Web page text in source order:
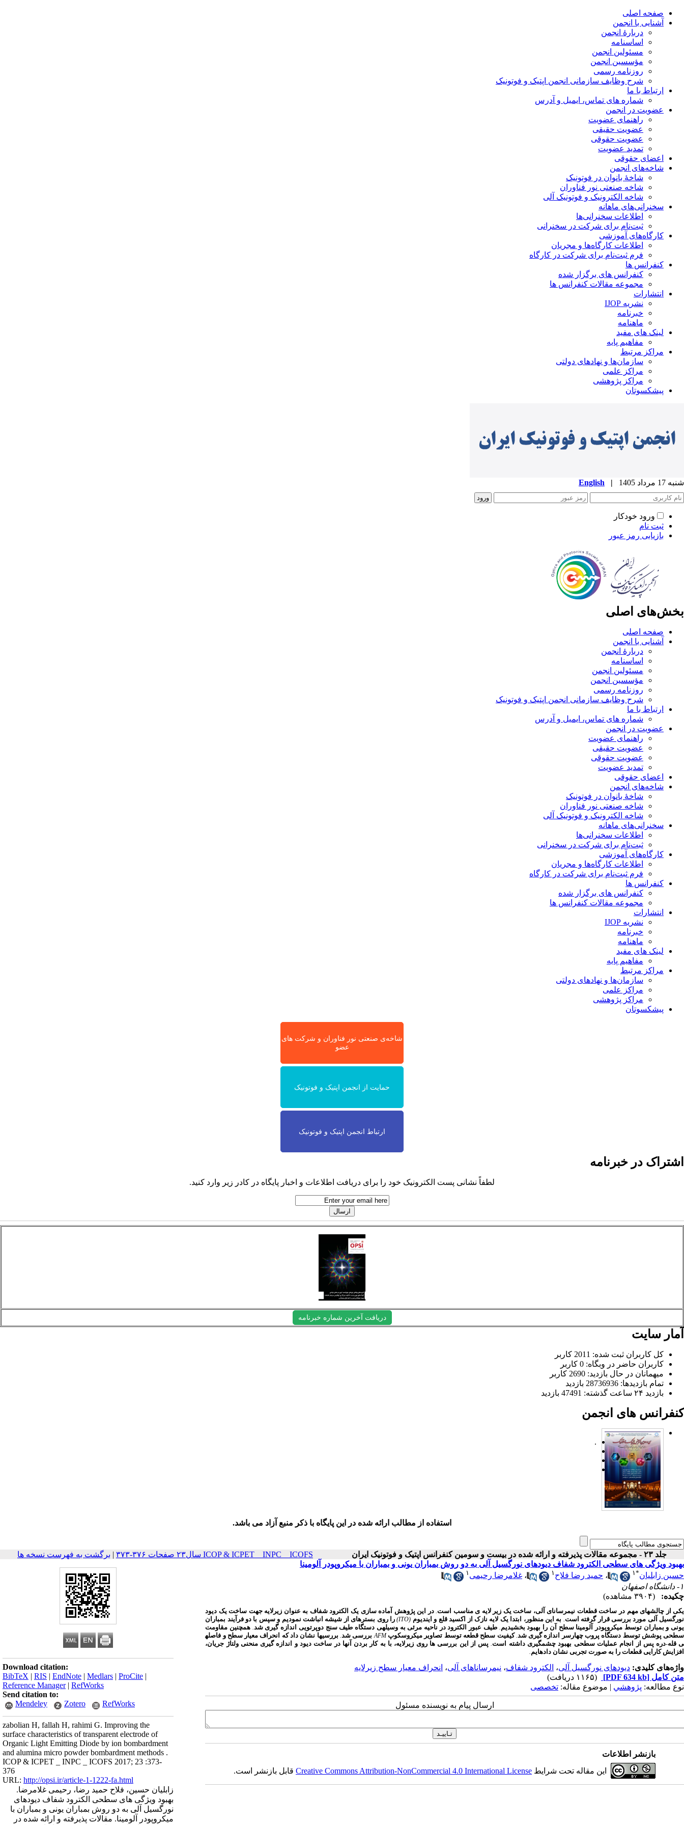
صفحه اصلی
آشنایی با انجمن
دربارۀ انجمن
اساسنامه
مسئولین انجمن
مؤسسین انجمن
روزنامه رسمی
شرح وظایف سازمانی انجمن اپتیک و فوتونیک
ارتباط با ما
شماره های تماس، ایمیل و آدرس
عضویت در انجمن
راهنمای عضویت
عضویت حقیقی
عضویت حقوقی
تمدید عضویت
اعضای حقوقی
شاخه‌های انجمن
شاخۀ بانوان در فوتونیک
شاخه صنعتی نور فناوران
شاخه‌ الکترونیک و فوتونیک آلی
سخنرانی‌های ماهانه
اطلاعات سخنرانی‌‌ها
ثبت‌نام برای شرکت در سخنرانی
کارگاه‌های آموزشی
اطلاعات کارگاه‌ها و مجریان
فرم ثبت‌نام برای شرکت در کارگاه
کنفرانس ها
کنفرانس های برگزار شده
مجموعه مقالات کنفرانس ها
انتشارات
نشریه IJOP
خبرنامه
ماهنامه
لینک های مفید
مفاهیم پایه
مراکز مرتبط
سازمان‌ها و نهادهای دولتی
مراکز علمی
مراکز پژوهشی
پیشکسوتان
شنبه 17 مرداد 1405 |
English
ورود خودکار
ثبت نام
بازیابی رمز عبور
بخش‌های اصلی
صفحه اصلی
آشنایی با انجمن
دربارۀ انجمن
اساسنامه
مسئولین انجمن
مؤسسین انجمن
روزنامه رسمی
شرح وظایف سازمانی انجمن اپتیک و فوتونیک
ارتباط با ما
شماره های تماس، ایمیل و آدرس
عضویت در انجمن
راهنمای عضویت
عضویت حقیقی
عضویت حقوقی
تمدید عضویت
اعضای حقوقی
شاخه‌های انجمن
شاخۀ بانوان در فوتونیک
شاخه صنعتی نور فناوران
شاخه‌ الکترونیک و فوتونیک آلی
سخنرانی‌های ماهانه
اطلاعات سخنرانی‌‌ها
ثبت‌نام برای شرکت در سخنرانی
کارگاه‌های آموزشی
اطلاعات کارگاه‌ها و مجریان
فرم ثبت‌نام برای شرکت در کارگاه
کنفرانس ها
کنفرانس های برگزار شده
مجموعه مقالات کنفرانس ها
انتشارات
نشریه IJOP
خبرنامه
ماهنامه
لینک های مفید
مفاهیم پایه
مراکز مرتبط
سازمان‌ها و نهادهای دولتی
مراکز علمی
مراکز پژوهشی
پیشکسوتان
شاخه‌ی صنعتی نور فناوران و شرکت های
عضو
حمایت از انجمن اپتیک و فوتونیک
ارتباط انجمن اپتیک و فوتونیک
اشتراک در خبرنامه
لطفاً نشانی پست الکترونیک خود را برای دریافت اطلاعات و اخبار پایگاه در کادر زیر وارد کنید.
دریافت آخرین شماره خبرنامه
آمار سایت
کل کاربران ثبت شده: 2011 کاربر
کاربران حاضر در وبگاه: 0 کاربر
میهمانان در حال بازدید: 2690 کاربر
تمام بازدید‌ها: 28736936 بازدید
بازدید ۲۴ ساعت گذشته: 47491 بازدید
کنفرانس های انجمن
.
استفاده از مطالب ارائه شده در این پایگاه با ذکر منبع آزاد می باشد.
جلد ۲۳ - مجموعه مقالات پذیرفته و ارائه شده در بیست و سومین کنفرانس اپتیک و فوتونیک ایران ICOP & ICPET _ INPC _ ICOFS سال۲۳ صفحات ۳۷۶-۳۷۳ | برگشت به فهرست نسخه ها
Download citation:
BibTeX | RIS | EndNote | Medlars | ProCite |
Reference Manager| RefWorks
Send citation to:
Mendeley
Zotero RefWorks
zabolian H, fallah H, rahimi G. Improving the
surface characteristics of transparent electrode of
Organic Light Emitting Diode by ion bombardment
and alumina micro powder bombardment methods .
ICOP & ICPET _ INPC _ ICOFS 2017; 23 :373-
376
URL: http://opsi.ir/article-1-1222-fa.html
زابلیان حسین، فلاح حمید رضا، رحیمی غلامرضا.
بهبود ویژگی های سطحی الکترود شفاف دیودهای
نورگسیل آلی به دو روش بمباران یونی و بمباران با
میکروپودر آلومینا. مقالات پذیرفته و ارائه شده در
بهبود ویژگی های سطحی الکترود شفاف دیودهای نورگسیل آلی به دو روش بمباران یونی و بمباران با میکروپودر آلومینا
حسین زابلیان*۱ ، حمید رضا فلاح ۱ ، غلامرضا رحیمی ۱
۱- دانشگاه اصفهان
چکیده:
(۳۹۰۴ مشاهده)
یکی از چالشهای مهم در ساخت قطعات نیمرسانای آلی، ساخت یک زیر لایه ی مناسب است.در این پژوهش آماده سازی یک الکترود شفاف به عنوان زیرلایه جهت ساخت یک دیود
نورگسیل آلی مورد بررسی قرار گرفته است. به این منظور، ابتدا یک لایه نازک از اکسید قلع و ایندیوم (ITO) را روی بسترهای از شیشه انباشت نمودیم و سپس با دو فرآیند بمباران
یونی و بمباران توسط میکروپودر آلومینا سطح آن را بهبود بخشیدیم.طیف عبور الکترود در ناحیه مرئی به وسیلهی دستگاه طیف سنج دوپرتویی اندازه گیری شد.همچنین مقاومت
سطحی پوشش توسط دستگاه پروب چهارسر اندازه گیری شد.کیفیت سطح قطعه توسط تصاویر میکروسکوپ AFM بررسی شد. بررسیها نشان داد که انحراف معیار سطح و فاصله
ی قله-دره پس از انجام عملیات سطحی بهبود چشمگیری داشته است. پس از این بررسی ها روی زیرلایه، با به کار بردن آنها در ساخت دیود و اندازه گیری منحنی ولتاژ جریان،
افزایش کارایی قطعات را به صورت تجربی نشان دادهایم.
واژه‌های کلیدی: دیودهای نورگسیل آلی، الکترود شفاف، نیمرساناهای آلی، انحراف معیار سطح زیرلایه
متن کامل [PDF 634 kb]
(۱۱۶۵ دریافت)
نوع مطالعه: پژوهشي | موضوع مقاله: تخصصی
ارسال پیام به نویسنده مسئول
بازنشر اطلاعات
این مقاله تحت شرایط Creative Commons Attribution-NonCommercial 4.0 International Licenseقابل بازنشر است.